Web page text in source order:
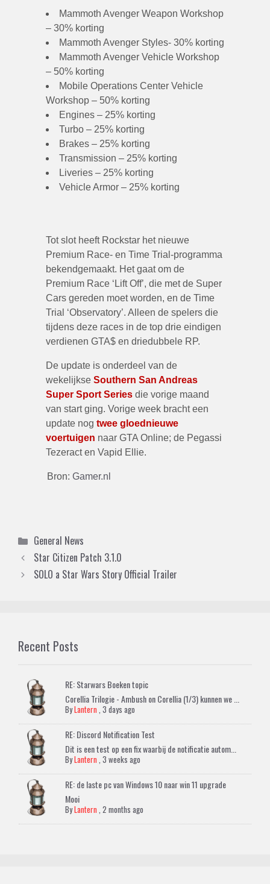
Mammoth Avenger Weapon Workshop
– 30% korting
Mammoth Avenger Styles- 30% korting
Mammoth Avenger Vehicle Workshop
– 50% korting
Mobile Operations Center Vehicle
Workshop – 50% korting
Engines – 25% korting
Turbo – 25% korting
Brakes – 25% korting
Transmission – 25% korting
Liveries – 25% korting
Vehicle Armor – 25% korting
Tot slot heeft Rockstar het nieuwe
Premium Race- en Time Trial-programma
bekendgemaakt. Het gaat om de
Premium Race ‘Lift Off’, die met de Super
Cars gereden moet worden, en de Time
Trial ‘Observatory’. Alleen de spelers die
tijdens deze races in de top drie eindigen
verdienen GTA$ en driedubbele RP.
De update is onderdeel van de
wekelijkse Southern San Andreas
Super Sport Series die vorige maand
van start ging. Vorige week bracht een
update nog twee gloednieuwe
voertuigen naar GTA Online; de Pegassi
Tezeract en Vapid Ellie.
Bron: Gamer.nl
Categories
General News
Star Citizen Patch 3.1.0
SOLO a Star Wars Story Official Trailer
Recent Posts
RE: Starwars Boeken topic
Corellia Trilogie - Ambush on Corellia (1/3) kunnen we ...
ByLantern ,3 days ago
RE: Discord Notification Test
Dit is een test op een fix waarbij de notificatie autom...
ByLantern ,3 weeks ago
RE: de laste pc van Windows 10 naar win 11 upgrade
Mooi
ByLantern ,2 months ago